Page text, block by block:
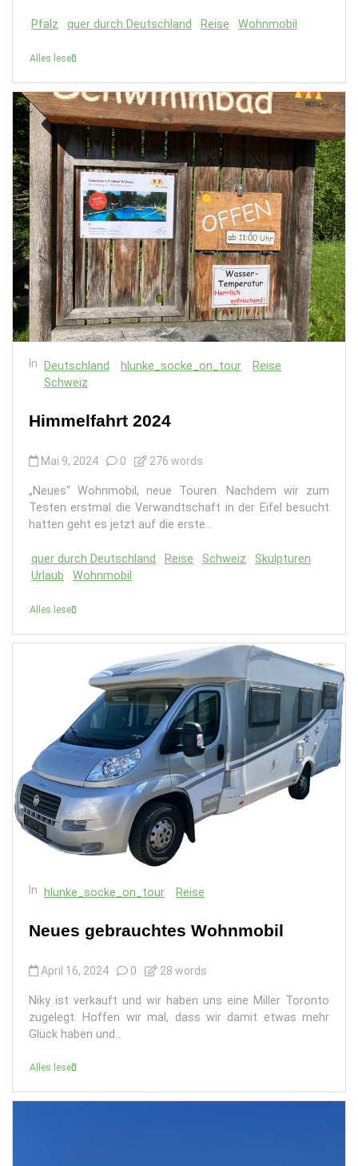
Pfalz quer durch Deutschland Reise Wohnmobil
Alles lesen
In Deutschland hlunke_socke_on_tour
Reise
Schweiz
Himmelfahrt 2024
Mai 9, 2024 0 276 words
„Neues“ Wohnmobil, neue Touren. Nachdem wir zum
Testen erstmal die Verwandtschaft in der Eifel besucht
hatten geht es jetzt auf die erste...
quer durch Deutschland Reise Schweiz
Skulpturen
Urlaub
Wohnmobil
Alles lesen
In hlunke_socke_on_tour Reise
Neues gebrauchtes Wohnmobil
April 16, 2024 0 28 words
Niky ist verkauft und wir haben uns eine Miller Toronto
zugelegt. Hoffen wir mal, dass wir damit etwas mehr
Glück haben und...
Alles lesen